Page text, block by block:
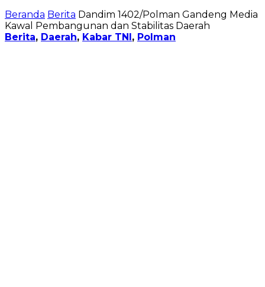
Beranda Berita Dandim 1402/Polman Gandeng Media
Kawal Pembangunan dan Stabilitas Daerah
Berita, Daerah, Kabar TNI, Polman